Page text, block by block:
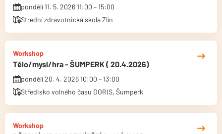
pondělí 11. 5. 2026 11:00 – 15:00
Strední zdravotnická škola Zlín
Workshop
Tělo/mysl/hra - ŠUMPERK ( 20.4.2026)
pondělí 20. 4. 2026 10:00 – 13:00
Středisko volného času DORIS, Šumperk
Workshop